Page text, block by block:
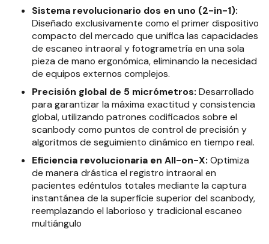
Sistema revolucionario dos en uno (2-in-1):
Diseñado exclusivamente como el primer dispositivo
compacto del mercado que unifica las capacidades
de escaneo intraoral y fotogrametría en una sola
pieza de mano ergonómica, eliminando la necesidad
de equipos externos complejos.
Precisión global de 5 micrómetros: Desarrollado
para garantizar la máxima exactitud y consistencia
global, utilizando patrones codificados sobre el
scanbody como puntos de control de precisión y
algoritmos de seguimiento dinámico en tiempo real.
Eficiencia revolucionaria en All-on-X: Optimiza
de manera drástica el registro intraoral en
pacientes edéntulos totales mediante la captura
instantánea de la superficie superior del scanbody,
reemplazando el laborioso y tradicional escaneo
multiángulo